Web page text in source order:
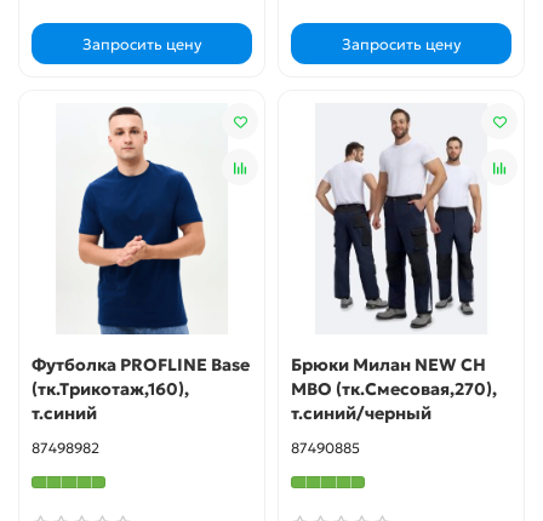
Запросить цену Запросить цену
Футболка PROFLINE Base
(тк.Трикотаж,160),
т.синий
87498982
Брюки Милан NEW CH
МВО (тк.Смесовая,270),
т.синий/черный
87490885